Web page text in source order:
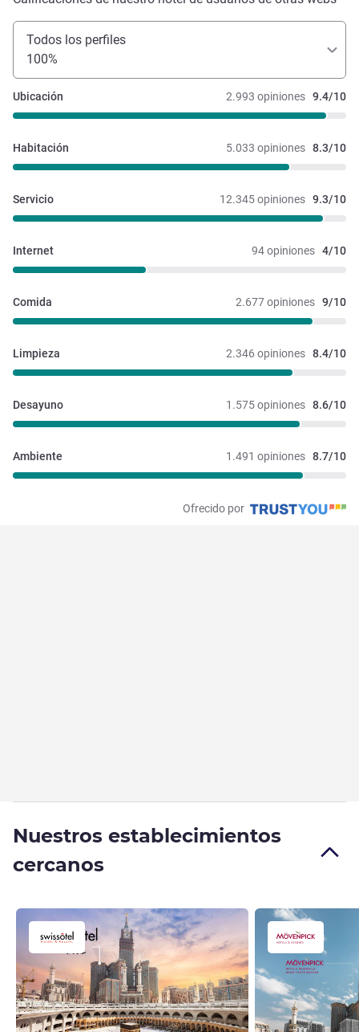
Todos los perfiles
100%
2.993 opiniones 9.4/10
Ubicación
5.033 opiniones 8.3/10
Habitación
12.345 opiniones 9.3/10
Servicio
94 opiniones 4/10
Internet
2.677 opiniones 9/10
Comida
2.346 opiniones 8.4/10
Limpieza
1.575 opiniones 8.6/10
Desayuno
1.491 opiniones 8.7/10
Ambiente
Ofrecido por
Nuestros establecimientos
cercanos